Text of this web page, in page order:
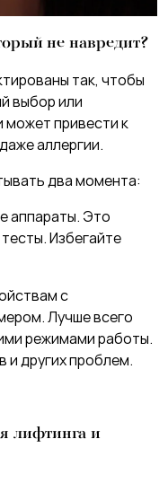
не навредит?
так, чтобы
выбор или
может привести к
аллергии.
два момента:
аппараты. Это
Избегайте
с
Лучше всего
режимами работы.
и других проблем.
лифтинга и